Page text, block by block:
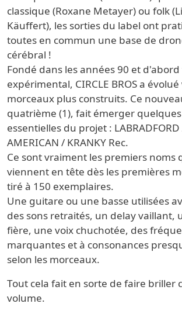
classique (Roxane Metayer) ou folk
Käuffert), les sorties du label ont
toutes en commun une base de
cérébral !
Fondé dans les années 90 et
expérimental, CIRCLE BROS a
morceaux plus construits. Ce
quatrième (1), fait émerger
essentielles du projet : LABRADFORD
AMERICAN / KRANKY Rec.
Ce sont vraiment les premiers noms
viennent en tête dès les premières
tiré à 150 exemplaires.
Une guitare ou une basse utilisées
des sons retraités, un delay vaillant,
fière, une voix chuchotée, des
marquantes et à consonances
selon les morceaux.
Tout cela fait en sorte de faire briller
volume.